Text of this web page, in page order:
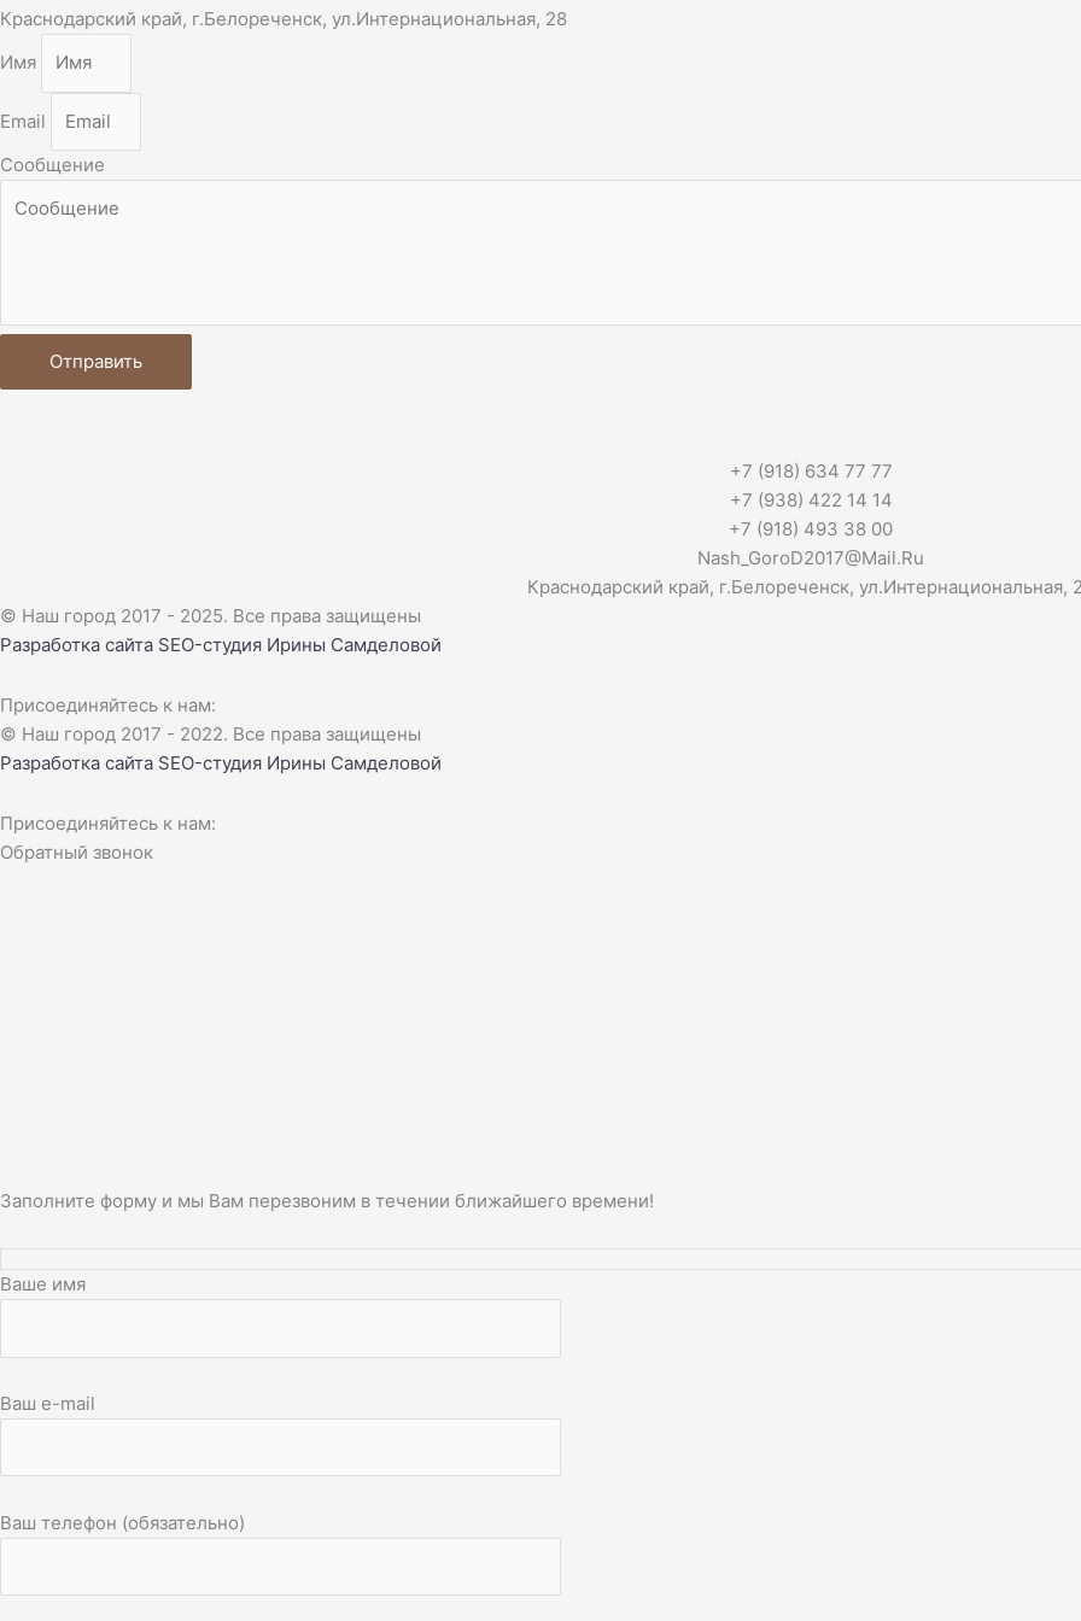
Краснодарский край, г.Белореченск, ул.Интернациональная, 28
Имя
Email
Сообщение
Отправить
+7 (918) 634 77 77
+7 (938) 422 14 14
+7 (918) 493 38 00
Nash_GoroD2017@Mail.Ru
Краснодарский край, г.Белореченск, ул.Интернациональная,
© Наш город 2017 - 2025. Все права защищены
Разработка сайта SEO-студия Ирины Самделовой
Присоединяйтесь к нам:
© Наш город 2017 - 2022. Все права защищены
Разработка сайта SEO-студия Ирины Самделовой
Присоединяйтесь к нам:
Обратный звонок
Заполните форму и мы Вам перезвоним в течении ближайшего времени!
Ваше имя
Ваш e-mail
Ваш телефон (обязательно)